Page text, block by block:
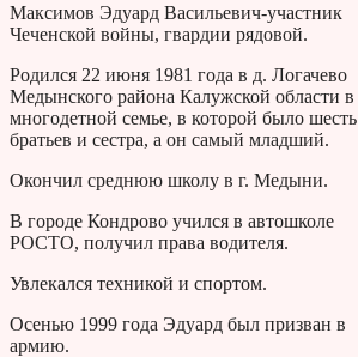
Максимов Эдуард Васильевич-участник
Чеченской войны, гвардии рядовой.
Родился 22 июня 1981 года в д. Логачево
Медынского района Калужской области в
многодетной семье, в которой было шесть
братьев и сестра, а он самый младший.
Окончил среднюю школу в г. Медыни.
В городе Кондрово учился в автошколе
РОСТО, получил права водителя.
Увлекался техникой и спортом.
Осенью 1999 года Эдуард был призван в
армию.